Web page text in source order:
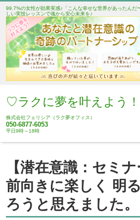
99.7%の女性が効果実感♪「こんな幸せな世界があったん
しい実技レッスンで魂から安心未来を♪
♡ラクに夢を叶えよう
株式会社フェリシア（ラク夢オフィス）
050-6877-6053
平日9時～18時
【潜在意識：セミナ
前向きに楽しく 明
ろうと思えました。